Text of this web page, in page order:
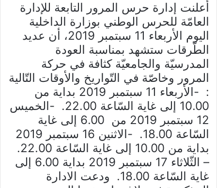
أعلنت إدارة حرس المرور التابعة للإدارة
العامّة للحرس الوطني بوزارة الداخلية
اليوم الأربعاء 11 سبتمبر 2019، أن عديد
الطّرقات ستشهد بمناسبة العودة
المدرسيّة والجامعيّة كثافة في حركة
المرور وخاصّة في التّواريخ والأوقات التّالية
: -الأربعاء 11 سبتمبر 2019 بداية من
10.00 إلى غاية السّاعة 22.00. -الخميس
12 سبتمبر 2019 من 6.00 إلى غاية
السّاعة 18.00. -الاثنين 16 سبتمبر 2019
بداية من 10.00 إلى غاية السّاعة 22.00.
– الثّلاثاء 17 سبتمبر 2019 بداية 6.00 إلى
غاية السّاعة 18.00. ودعت الادارة